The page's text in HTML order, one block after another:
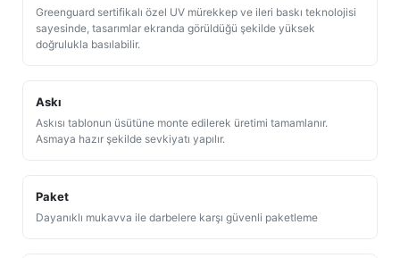
Greenguard sertifikalı özel UV mürekkep ve ileri baskı teknolojisi
sayesinde, tasarımlar ekranda görüldüğü şekilde yüksek
doğrulukla basılabilir.
Askı
Askısı tablonun üsütüne monte edilerek üretimi tamamlanır.
Asmaya hazır şekilde sevkiyatı yapılır.
Paket
Dayanıklı mukavva ile darbelere karşı güvenli paketleme